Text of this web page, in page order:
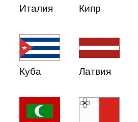
Италия Кипр
Куба Латвия